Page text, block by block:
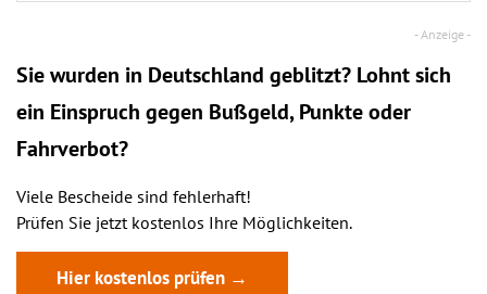
Sie wurden in Deutschland geblitzt? Lohnt sich
ein Einspruch gegen Bußgeld, Punkte oder
Fahrverbot?
Viele Bescheide sind fehlerhaft!
Prüfen Sie jetzt kostenlos Ihre Möglichkeiten.
Hier kostenlos prüfen →